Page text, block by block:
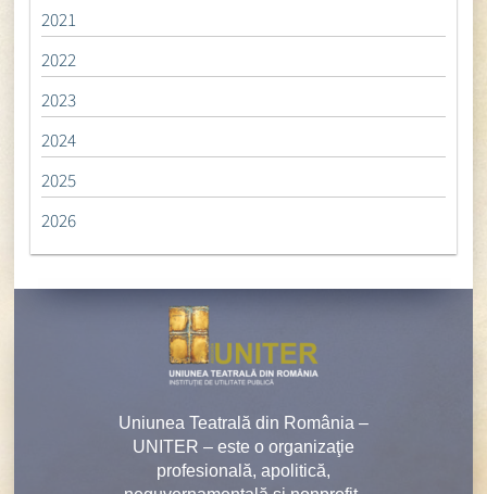
2021
2022
2023
2024
2025
2026
Uniunea Teatrală din România –
UNITER – este o organizaţie
profesională, apolitică,